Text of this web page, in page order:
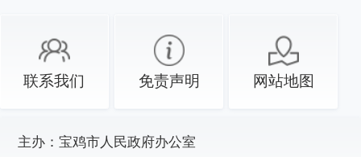
联系我们 免责声明 网站地图
主办： 宝鸡市人民政府办公室